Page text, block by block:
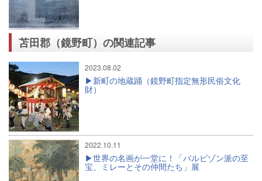
苫田郡（鏡野町）の関連記事
2023.08.02
新町の地蔵踊（鏡野町指定無形民俗文化
財）
2022.10.11
世界の名画が一堂に！「バルビゾン派の至
宝、ミレーとその仲間たち」展